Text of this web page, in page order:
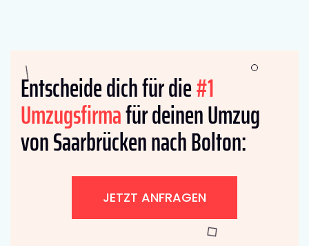
Entscheide dich für die#1
Umzugsfirmafür deinen Umzug
von Saarbrücken nach Bolton:
JETZT ANFRAGEN